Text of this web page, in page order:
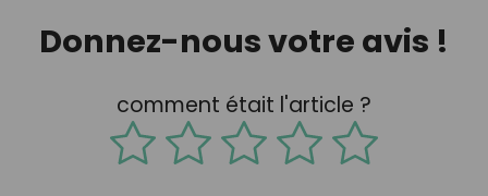
Donnez-nous votre avis !
comment était l'article ?